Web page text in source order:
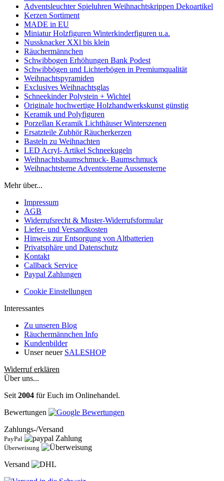
Adventsleuchter Spieluhren Weihnachtskrippen Dekoartikel
Kerzen Sortiment
MADE in EU
Miniatur Holzfiguren Winterkinderfiguren u.a.
Nussknacker XXl bis klein
Räuchermännchen
Schwibbogen Erhöhungen Bank Podest
Schwibbögen und Lichterbögen in Premiumqualität
Weihnachtspyramiden
Exclusives Weihnachtsglas
Schneekinder Polystein + Wichtel
Originale hochwertige Holzhandwerkskunst günstig
Keramik und Polyfiguren
Porzellan Keramik Lichthäuser Winterszenen
Ersatzteile Zubhör Räucherkerzen
Basteln zu Weihnachten
LED Acryl- Artikel Schneekugeln
Weihnachtsbaumschmuck- Baumschmuck
Weihnachtsterne Adventssterne Aussensterne
Mehr über...
Impressum
AGB
Widerrufsrecht & Muster-Widerrufsformular
Liefer- und Versandkosten
Hinweis zur Entsorgung von Altbatterien
Privatsphäre und Datenschutz
Kontakt
Callback Service
Paypal Zahlungen
Cookie Einstellungen
Interessantes
Zu unseren Blog
Räuchermännchen Info
Kundenbilder
Unser neuer SALESHOP
Widerruf erklären
Über uns...
Seit 2004 für Euch im Onlinehandel.
Bewertungen
Zahlungs-/Versand
PayPal
Überweisung
Versand